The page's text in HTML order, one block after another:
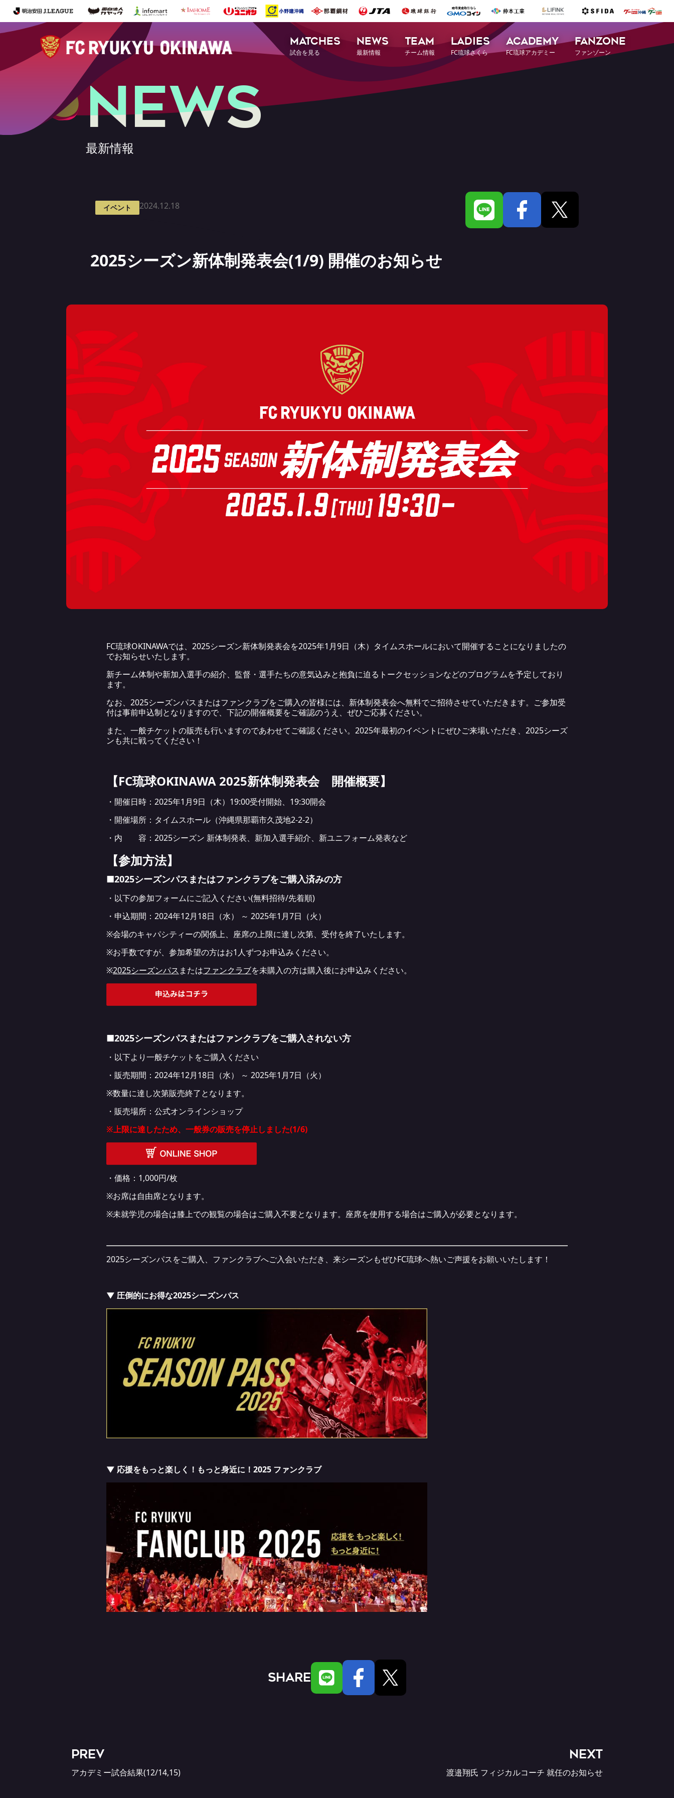
MATCHES
試合を見る
NEWS
最新情報
TEAM
チーム情報
LADIES
FC琉球さくら
ACADEMY
FC琉球アカデミー
FANZONE
ファンゾーン
NEWS
最新情報
イベント 2024.12.18
2025シーズン新体制発表会(1/9) 開催のお知らせ
FC琉球OKINAWAでは、2025シーズン新体制発表会を2025年1月9日（木）タイムスホールにおいて開催することになりましたの
でお知らせいたします。
新チーム体制や新加入選手の紹介、監督・選手たちの意気込みと抱負に迫るトークセッションなどのプログラムを予定しており
ます。
なお、2025シーズンパスまたはファンクラブをご購入の皆様には、新体制発表会へ無料でご招待させていただきます。ご参加受
付は事前申込制となりますので、下記の開催概要をご確認のうえ、ぜひご応募ください。
また、一般チケットの販売も行いますのであわせてご確認ください。2025年最初のイベントにぜひご来場いただき、2025シーズ
ンも共に戦ってください！
【FC琉球OKINAWA 2025新体制発表会 開催概要】
・開催日時：2025年1月9日（木）19:00受付開始、19:30開会
・開催場所：タイムスホール（沖縄県那覇市久茂地2-2-2）
・内 容：2025シーズン 新体制発表、新加入選手紹介、新ユニフォーム発表など
【参加方法】
■2025シーズンパスまたはファンクラブをご購入済みの方
・以下の参加フォームにご記入ください(無料招待/先着順)
・申込期間：2024年12月18日（水） ～ 2025年1月7日（火）
※会場のキャパシティーの関係上、座席の上限に達し次第、受付を終了いたします。
※お手数ですが、参加希望の方はお1人ずつお申込みください。
※2025シーズンパス またはファンクラブを未購入の方は購入後にお申込みください。
■2025シーズンパスまたはファンクラブをご購入されない方
・以下より一般チケットをご購入ください
・販売期間：2024年12月18日（水） ～ 2025年1月7日（火）
※数量に達し次第販売終了となります。
・販売場所：公式オンラインショップ
※上限に達したため、一般券の販売を停止しました(1/6)
・価格：1,000円/枚
※お席は自由席となります。
※未就学児の場合は膝上での観覧の場合はご購入不要となります。座席を使用する場合はご購入が必要となります。
2025シーズンパスをご購入、ファンクラブへご入会いただき、来シーズンもぜひFC琉球へ熱いご声援をお願いいたします！
▼ 圧倒的にお得な2025シーズンパス
▼ 応援をもっと楽しく！もっと身近に！2025 ファンクラブ
SHARE
PREV
アカデミー試合結果(12/14,15)
NEXT
渡邉翔氏 フィジカルコーチ 就任のお知らせ